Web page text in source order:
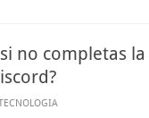
no completas